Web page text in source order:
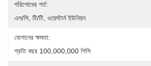
পরিশোধের শর্ত:
এল/সি, টি/টি, ওয়েস্টার্ন ইউনিয়ন
যোগানের ক্ষমতা:
প্রতি বছর 100,000,000 পিসি